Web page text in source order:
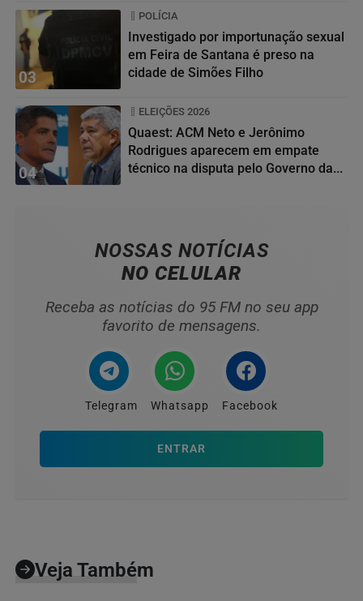
03
POLÍCIA
Investigado por importunação sexual
em Feira de Santana é preso na
cidade de Simões Filho
04
ELEIÇÕES 2026
Quaest: ACM Neto e Jerônimo
Rodrigues aparecem em empate
técnico na disputa pelo Governo da...
NOSSAS NOTÍCIAS
NO CELULAR
Receba as notícias do 95 FM no seu app
favorito de mensagens.
Telegram Whatsapp Facebook
ENTRAR
Veja Também